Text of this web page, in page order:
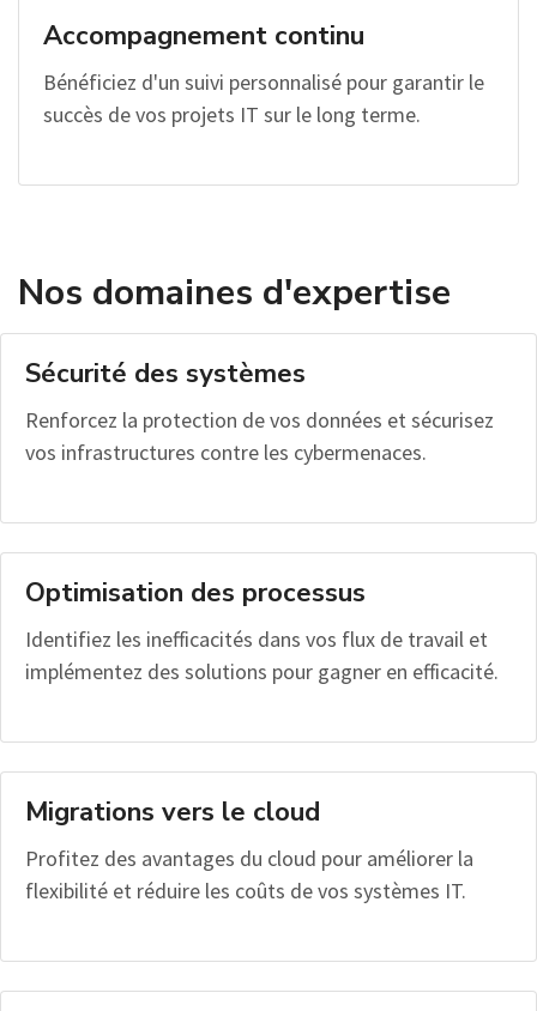
Accompagnement continu
Bénéficiez d'un suivi personnalisé pour garantir le
succès de vos projets IT sur le long terme.
Nos domaines d'expertise
Sécurité des systèmes
Renforcez la protection de vos données et sécurisez
vos infrastructures contre les cybermenaces.
Optimisation des processus
Identifiez les inefficacités dans vos flux de travail et
implémentez des solutions pour gagner en efficacité.
Migrations vers le cloud
Profitez des avantages du cloud pour améliorer la
flexibilité et réduire les coûts de vos systèmes IT.